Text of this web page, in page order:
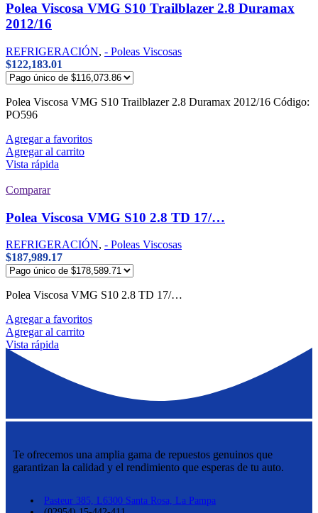
Polea Viscosa VMG S10 Trailblazer 2.8 Duramax
2012/16
REFRIGERACIÓN, - Poleas Viscosas
$122,183.01
Polea Viscosa VMG S10 Trailblazer 2.8 Duramax 2012/16 Código:
PO596
Agregar a favoritos
Agregar al carrito
Vista rápida
Comparar
Polea Viscosa VMG S10 2.8 TD 17/…
REFRIGERACIÓN, - Poleas Viscosas
$187,989.17
Polea Viscosa VMG S10 2.8 TD 17/…
Agregar a favoritos
Agregar al carrito
Vista rápida
Te ofrecemos una amplia gama de repuestos genuinos que
garantizan la calidad y el rendimiento que esperas de tu auto.
Pasteur 385, L6300 Santa Rosa, La Pampa